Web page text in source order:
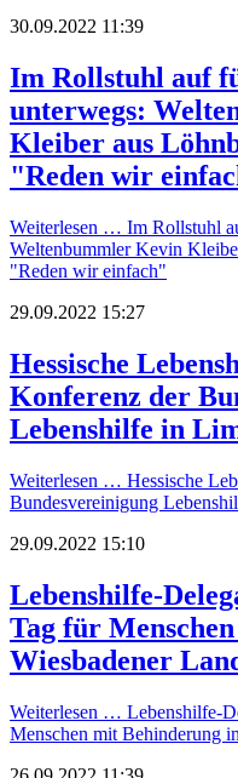
30.09.2022 11:39
Im Rollstuhl auf
unterwegs:
Kleiber aus
"Reden wir
Weiterlesen … Im Rollstuhl
Weltenbummler Kevin
"Reden wir einfach"
29.09.2022 15:27
Hessische
Konferenz der
Lebenshilfe in
Weiterlesen … Hessische
Bundesvereinigung
29.09.2022 15:10
Lebenshilfe-
Tag für
Wiesbadener
Weiterlesen … Lebenshilfe-
Menschen mit Behinderung